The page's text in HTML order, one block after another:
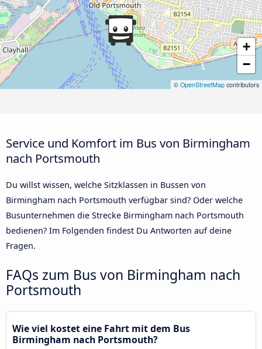
+
−
© OpenStreetMap contributors
Service und Komfort im Bus von Birmingham
nach Portsmouth
Du willst wissen, welche Sitzklassen in Bussen von
Birmingham nach Portsmouth verfügbar sind? Oder welche
Busunternehmen die Strecke Birmingham nach Portsmouth
bedienen? Im Folgenden findest Du Antworten auf deine
Fragen.
FAQs zum Bus von Birmingham nach
Portsmouth
Wie viel kostet eine Fahrt mit dem Bus
Birmingham nach Portsmouth?